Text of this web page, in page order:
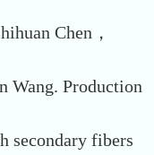
Chen，
Wang. Production
secondary fibers